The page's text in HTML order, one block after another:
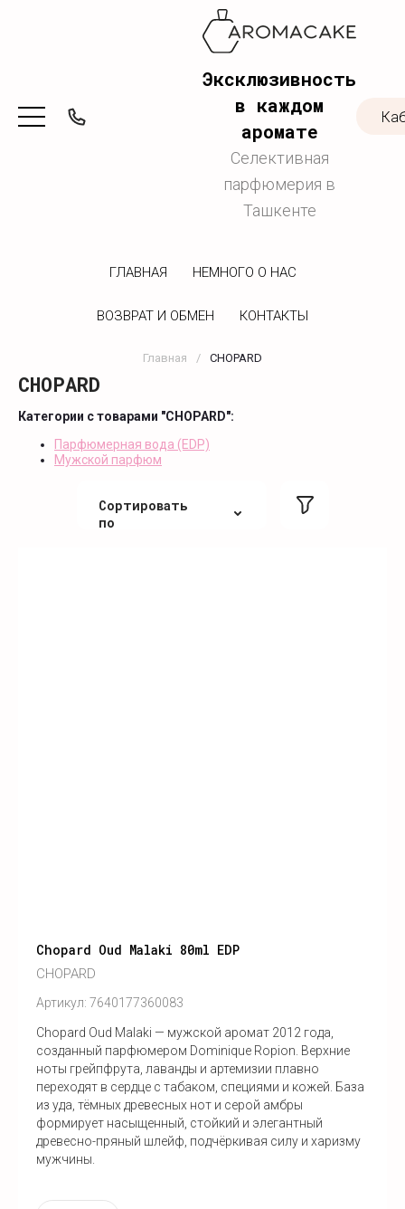
Эксклюзивность
в каждом
аромате
Селективная
парфюмерия в
Ташкенте
ГЛАВНАЯ НЕМНОГО О НАС
ВОЗВРАТ И ОБМЕН КОНТАКТЫ
Главная / CHOPARD
CHOPARD
Категории с товарами "CHOPARD":
Парфюмерная вода (EDP)
Мужской парфюм
Сортировать
по
Chopard Oud Malaki 80ml EDP
CHOPARD
Артикул: 7640177360083
Chopard Oud Malaki — мужской аромат 2012 года,
созданный парфюмером Dominique Ropion. Верхние
ноты грейпфрута, лаванды и артемизии плавно
переходят в сердце с табаком, специями и кожей. База
из уда, тёмных древесных нот и серой амбры
формирует насыщенный, стойкий и элегантный
древесно-пряный шлейф, подчёркивая силу и харизму
мужчины.